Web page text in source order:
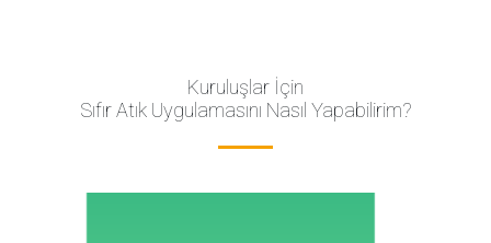
Kuruluşlar İçin
Sıfır Atık Uygulamasını Nasıl Yapabilirim?